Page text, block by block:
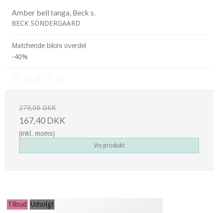
Amber bell tanga, Beck s.
BECK SÖNDERGAARD
Matchende bikini overdel
-40%
279,00 DKK
167,40 DKK
(inkl. moms)
Vis produkt
Tilbud Udsolgt